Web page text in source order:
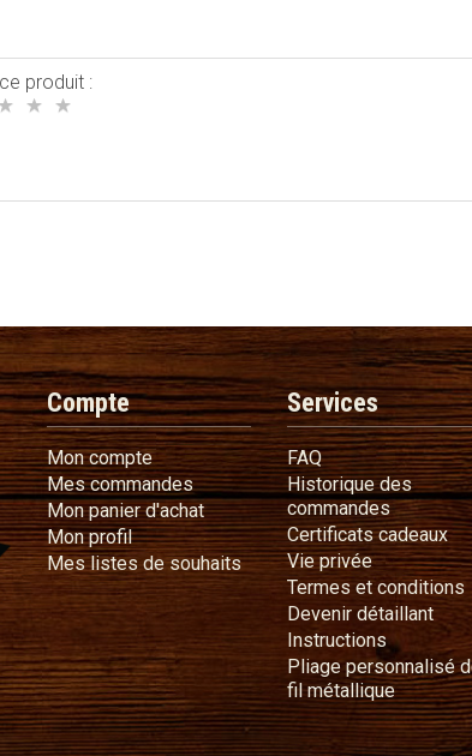
produit :
Compte
Mon compteMon compte
Mes commandesMes commandes
Mon panier d'achatMon panier d'achat
Mon profilMon profil
Mes listes de souhaitsMes listes de souhaits
Services
FAQFAQ
Historique des
commandes
Certificats cadeaux
Vie privéeVie privée
Termes et conditions
Devenir détaillant
Instructions
Pliage personnalisé
fil métalliquePliage